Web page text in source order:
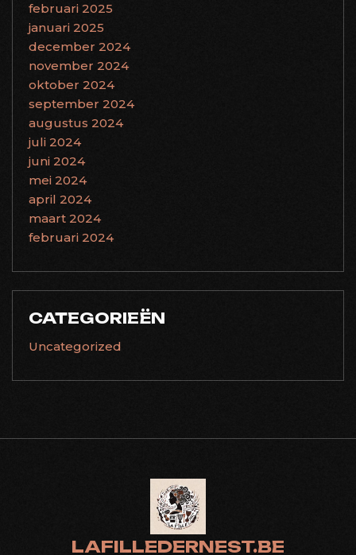
februari 2025
januari 2025
december 2024
november 2024
oktober 2024
september 2024
augustus 2024
juli 2024
juni 2024
mei 2024
april 2024
maart 2024
februari 2024
CATEGORIEËN
Uncategorized
LAFILLEDERNEST.BE